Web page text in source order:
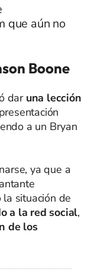
que aún no
Boone
dar una lección
a un Bryan
ya que a
situación de
a la red social,
de los